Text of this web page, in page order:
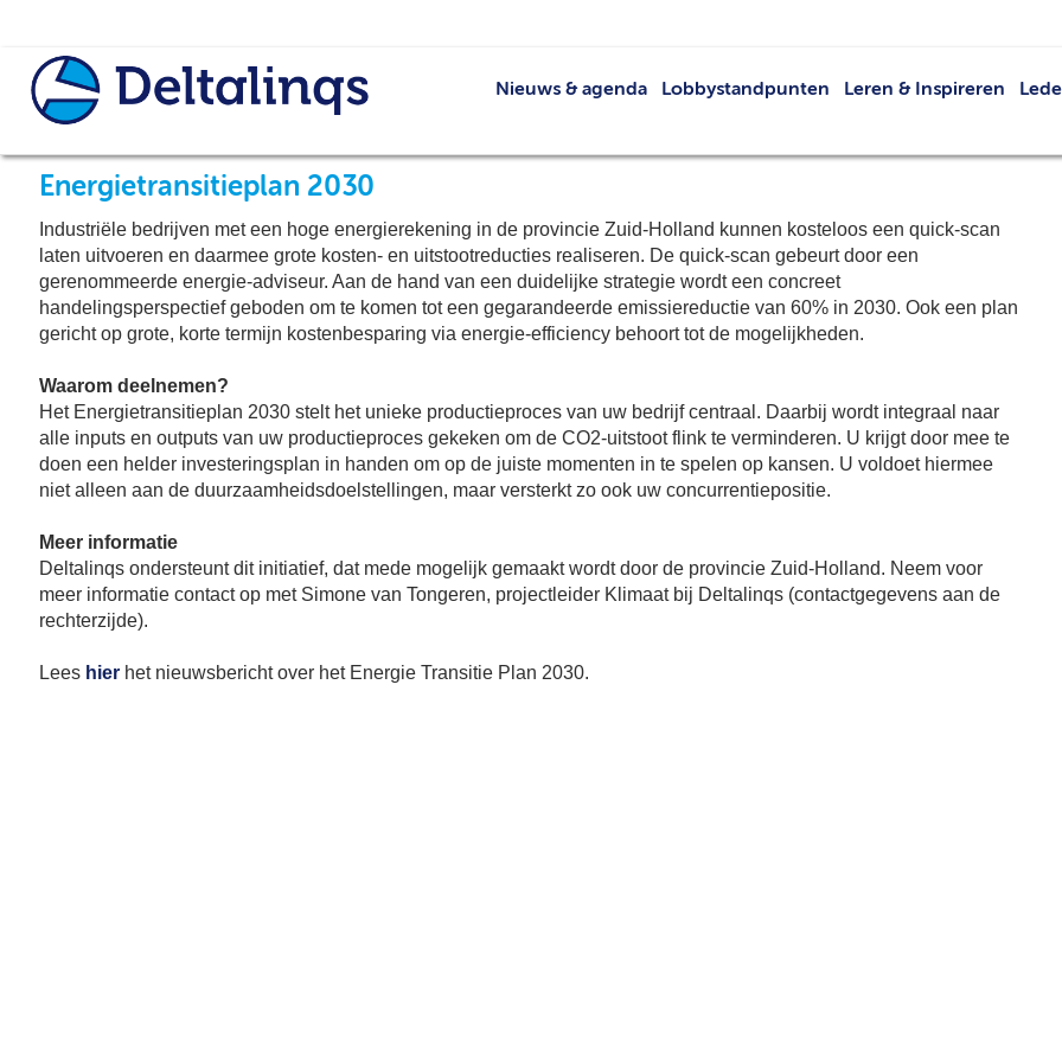
Nieuws & agenda Lobbystandpunten Leren & Inspireren
Lid
Energietransitieplan 2030
Industriële bedrijven met een hoge energierekening in de provincie Zuid-Holland kunnen kosteloos een quick-scan
laten uitvoeren en daarmee grote kosten- en uitstootreducties realiseren. De quick-scan gebeurt door een
gerenommeerde energie-adviseur. Aan de hand van een duidelijke strategie wordt een concreet
handelingsperspectief geboden om te komen tot een gegarandeerde emissiereductie van 60% in 2030. Ook een plan
gericht op grote, korte termijn kostenbesparing via energie-efficiency behoort tot de mogelijkheden.
Waarom deelnemen?
Het Energietransitieplan 2030 stelt het unieke productieproces van uw bedrijf centraal. Daarbij wordt integraal naar
alle inputs en outputs van uw productieproces gekeken om de CO2-uitstoot flink te verminderen. U krijgt door mee te
doen een helder investeringsplan in handen om op de juiste momenten in te spelen op kansen. U voldoet hiermee
niet alleen aan de duurzaamheidsdoelstellingen, maar versterkt zo ook uw concurrentiepositie.
Meer informatie
Deltalinqs ondersteunt dit initiatief, dat mede mogelijk gemaakt wordt door de provincie Zuid-Holland. Neem voor
meer informatie contact op met Simone van Tongeren, projectleider Klimaat bij Deltalinqs (contactgegevens aan de
rechterzijde).
Lees hier het nieuwsbericht over het Energie Transitie Plan 2030.